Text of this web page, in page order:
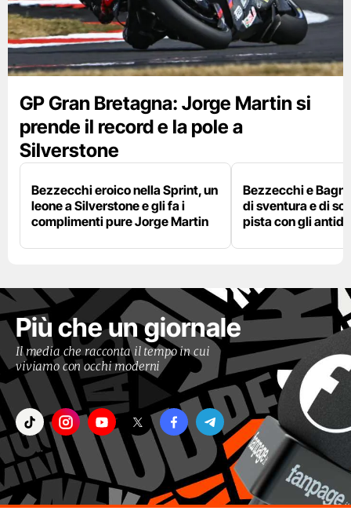
GP Gran Bretagna: Jorge Martin si
prende il record e la pole a
Silverstone
Bezzecchi eroico nella Sprint, un
leone a Silverstone e gli fa i
complimenti pure Jorge Martin
Bezzecchi e
di sventura e di
pista con gli
Più che un giornale
Il media che racconta il tempo in cui
viviamo con occhi moderni